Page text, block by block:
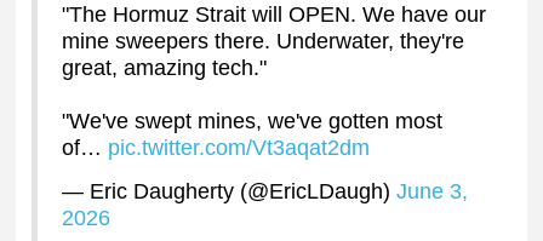
"The Hormuz Strait will OPEN. We have our
mine sweepers there. Underwater, they're
great, amazing tech."
"We've swept mines, we've gotten most
of… pic.twitter.com/Vt3aqat2dm
— Eric Daugherty (@EricLDaugh)June 3,
2026